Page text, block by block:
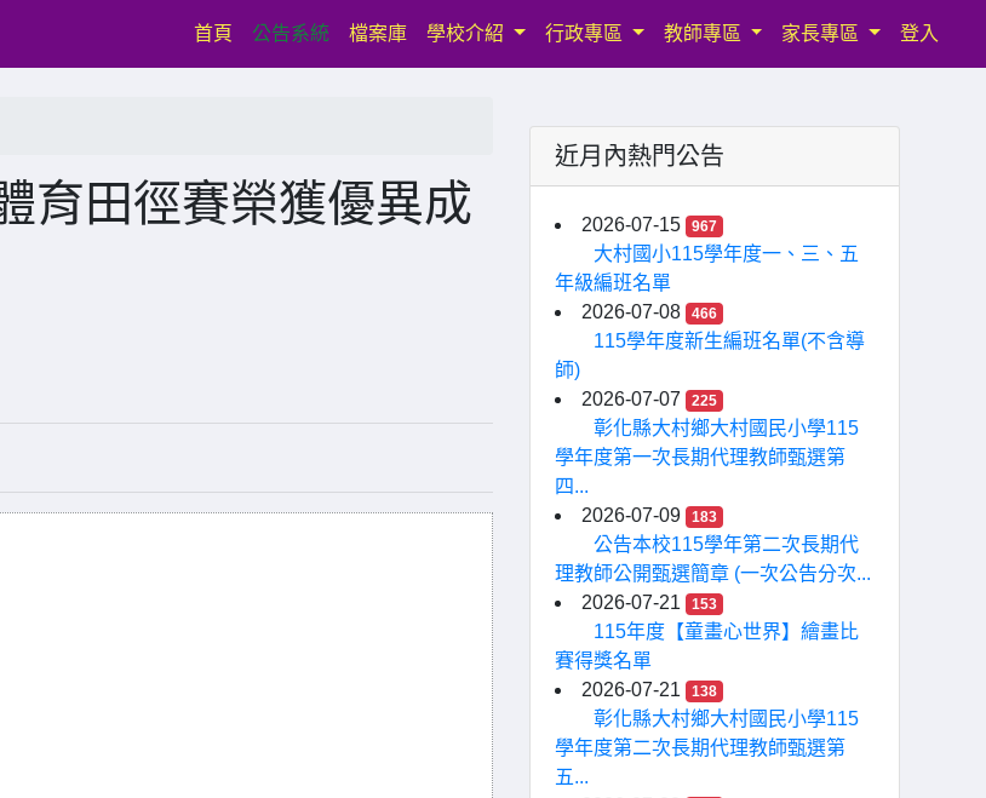
首頁 (current)
公告系統 檔案庫 學校介紹 行政專區 教師專區 家長專區 登入
育田徑賽榮獲優異成
近月內熱門公告
2026-07-15 967
大村國小115學年度一、三、五
年級編班名單
2026-07-08
466
115學年度新生編班名單(不含導
師)
2026-07-07
225
彰化縣大村鄉大村國民小學115
學年度第一次長期代理教師甄選第
四...
2026-07-09
183
公告本校115學年第二次長期代
理教師公開甄選簡章 (一次公告分次...
2026-07-21
153
115年度【童畫心世界】繪畫比
賽得獎名單
2026-07-21
138
彰化縣大村鄉大村國民小學115
學年度第二次長期代理教師甄選第
五...